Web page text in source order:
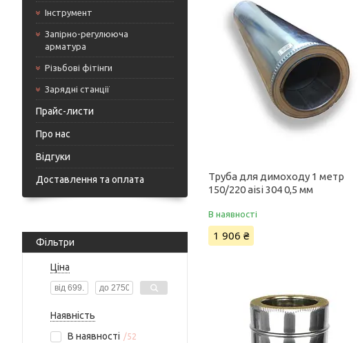
Інструмент
Запірно-регулююча
арматура
Різьбові фітінги
Зарядні станції
Прайс-листи
Про нас
Відгуки
Доставлення та оплата
Фільтри
Ціна
Наявність
В наявності
52
Труба для димоходу 1 метр
150/220 aisi 304 0,5 мм
В наявності
1 906 ₴